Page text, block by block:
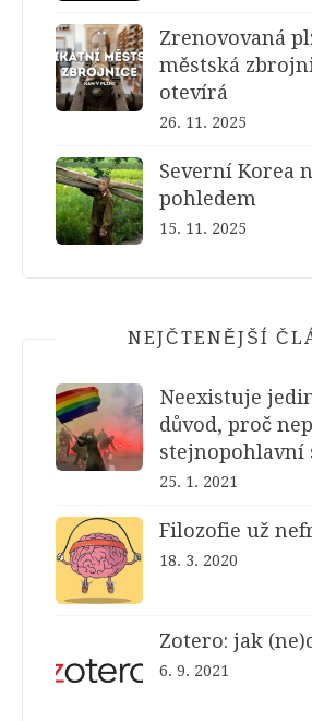
Zrenovovaná
městská
otevírá
26. 11. 2025
Severní Korea
pohledem
15. 11. 2025
NEJČTENĚJŠÍ
Neexistuje
důvod, proč
stejnopohlavní
25. 1. 2021
Filozofie už
18. 3. 2020
Zotero: jak
6. 9. 2021